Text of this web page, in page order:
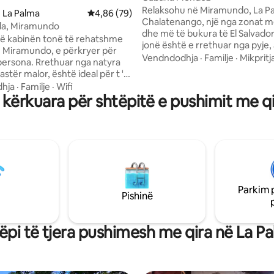
Palma Vlerësimi mesatar 4,86 nga 5, 79 vlerësime
4,86 (79)
Miramundo
kabinën tonë të rehatshme
Miramundo, e përkryer për
Rrethuar nga natyra
malor, është ideal për t 'u
për t' u shkëputur nga stresi
Shijo kopshtin e gjerë,
Barbecue dhe vështro
unike në mes të natyrës që
Cerro Pital Casa de las
· Familje · Wifi
Relaksohu në Miramundo, La
Chalatenango, një nga zonat
dhe më të bukura të El
jonë është e rrethuar nga pyje,
pastër dhe një klimë e ftohtë
e përsosur nga zhurma e qytetit.
Projektuar me hapësira të
Vendndodhja · Familje ·
për shtëpitë e pushimit me
Pishinë
Parkim
të tjera pushimesh me qira në La